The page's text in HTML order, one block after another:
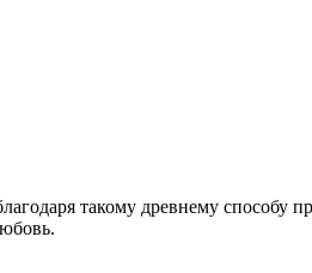
такому древнему способу